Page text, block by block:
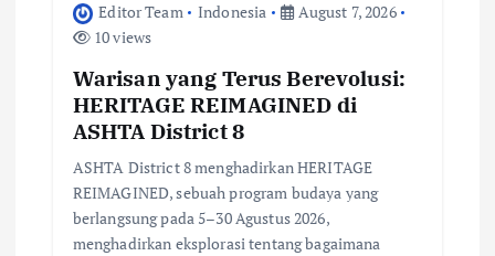
Editor Team Indonesia
August 7, 2026
10 views
Warisan yang Terus Berevolusi:
HERITAGE REIMAGINED di
ASHTA District 8
ASHTA District 8 menghadirkan HERITAGE
REIMAGINED, sebuah program budaya yang
berlangsung pada 5–30 Agustus 2026,
menghadirkan eksplorasi tentang bagaimana